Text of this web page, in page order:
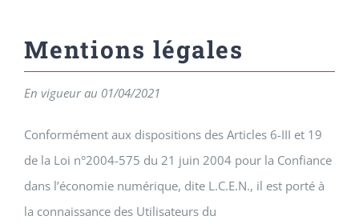
Mentions légales
En vigueur au 01/04/2021
Conformément aux dispositions des Articles 6-III et 19
de la Loi n°2004-575 du 21 juin 2004 pour la Confiance
dans l’économie numérique, dite L.C.E.N., il est porté à
la connaissance des Utilisateurs du